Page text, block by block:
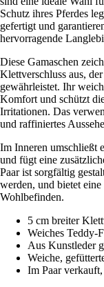
Schutz ihres Pferdes
gefertigt und
hervorragende
Diese Gamaschen
Klettverschluss aus,
gewährleistet. Ihr
Komfort und schützt
Irritationen. Das
und raffiniertes
Im Inneren umschließt
und fügt eine
Paar ist sorgfältig
werden, und bietet
Wohlbefinden.
5 cm breiter
Weiches Teddy-
Aus Kunstleder
Weiche,
Im Paar